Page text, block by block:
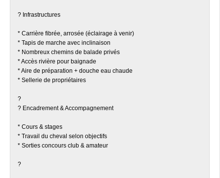
? Infrastructures
* Carrière fibrée, arrosée (éclairage à venir)
* Tapis de marche avec inclinaison
* Nombreux chemins de balade privés
* Accès rivière pour baignade
* Aire de préparation + douche eau chaude
* Sellerie de propriétaires
?
? Encadrement & Accompagnement
* Cours & stages
* Travail du cheval selon objectifs
* Sorties concours club & amateur
?